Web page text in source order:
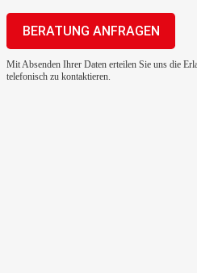
Mit Absenden Ihrer Daten erteilen Sie uns die
telefonisch zu kontaktieren.